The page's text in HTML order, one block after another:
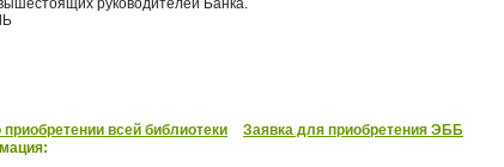
руководителей Банка.
всей библиотеки
Заявка для приобретения ЭББ